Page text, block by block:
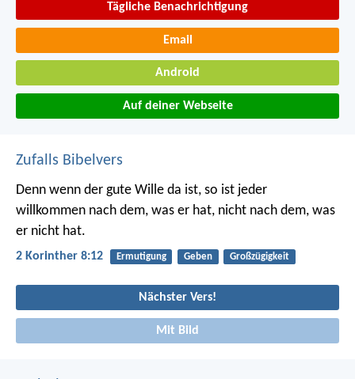
Tägliche Benachrichtigung
Email
Android
Auf deiner Webseite
Zufalls Bibelvers
Denn wenn der gute Wille da ist, so ist jeder
willkommen nach dem, was er hat, nicht nach dem, was
er nicht hat.
2 Korinther 8:12 Ermutigung Geben Großzügigkeit
Nächster Vers!
Mit Bild